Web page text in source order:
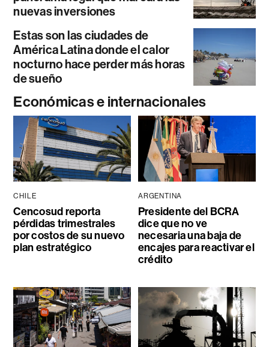
nuevas inversiones
Estas son las ciudades de
América Latina donde el calor
nocturno hace perder más horas
de sueño
Económicas e internacionales
CHILE
Cencosud reporta
pérdidas trimestrales
por costos de su nuevo
plan estratégico
ARGENTINA
Presidente del BCRA
dice que no ve
necesaria una baja de
encajes para reactivar el
crédito